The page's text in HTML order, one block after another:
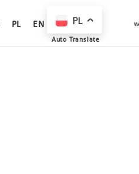
PL EN PL
Auto Translate